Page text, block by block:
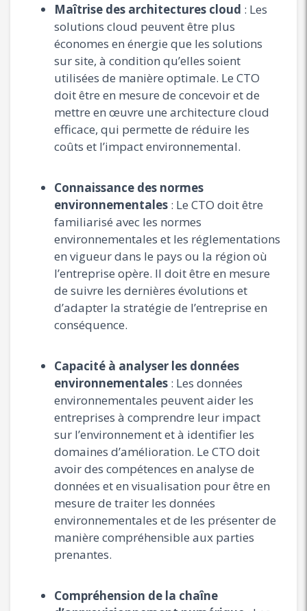
Maîtrise des architectures cloud : Les
solutions cloud peuvent être plus
économes en énergie que les solutions
sur site, à condition qu’elles soient
utilisées de manière optimale. Le CTO
doit être en mesure de concevoir et de
mettre en œuvre une architecture cloud
efficace, qui permette de réduire les
coûts et l’impact environnemental.
Connaissance des normes
environnementales : Le CTO doit être
familiarisé avec les normes
environnementales et les réglementations
en vigueur dans le pays ou la région où
l’entreprise opère. Il doit être en mesure
de suivre les dernières évolutions et
d’adapter la stratégie de l’entreprise en
conséquence.
Capacité à analyser les données
environnementales : Les données
environnementales peuvent aider les
entreprises à comprendre leur impact
sur l’environnement et à identifier les
domaines d’amélioration. Le CTO doit
avoir des compétences en analyse de
données et en visualisation pour être en
mesure de traiter les données
environnementales et de les présenter de
manière compréhensible aux parties
prenantes.
Compréhension de la chaîne